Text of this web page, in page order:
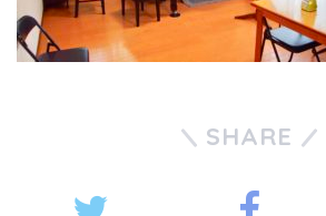
SHARE